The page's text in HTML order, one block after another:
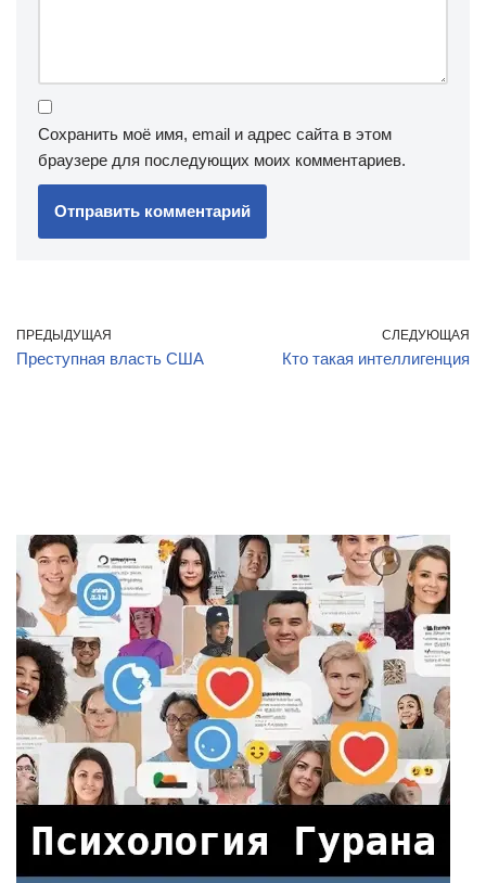
Сохранить моё имя, email и адрес сайта в этом
браузере для последующих моих комментариев.
ПРЕДЫДУЩАЯ
Преступная власть США
СЛЕДУЮЩАЯ
Кто такая интеллигенция